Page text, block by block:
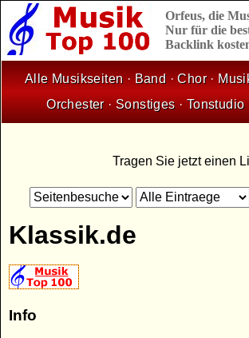
Orfeus, die
Nur für die
Backlink
Alle Musikseiten · Band ·Chor·
Orchester· Sonstiges· Tonstudio
Tragen Sie jetzt einen
Klassik.de
Info